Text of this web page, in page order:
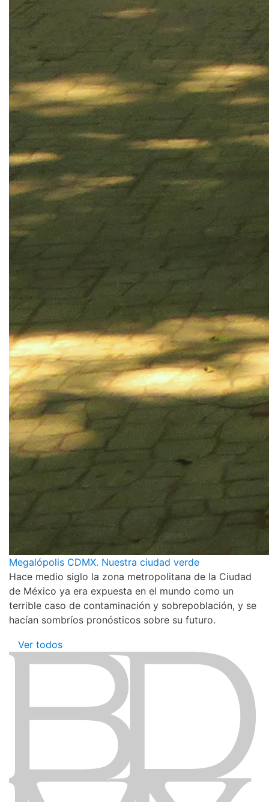
Megalópolis CDMX. Nuestra ciudad verde
Hace medio siglo la zona metropolitana de la Ciudad
de México ya era expuesta en el mundo como un
terrible caso de contaminación y sobrepoblación, y se
hacían sombríos pronósticos sobre su futuro.
Ver todos